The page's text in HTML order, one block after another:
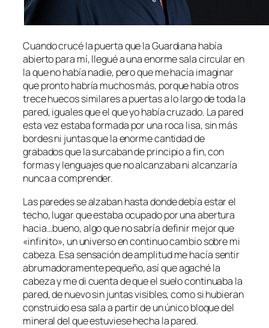
Cuando crucé la puerta que la Guardiana había
abierto para mí, llegué a una enorme sala circular en
la que no había nadie, pero que me hacía imaginar
que pronto habría muchos más, porque había otros
trece huecos similares a puertas a lo largo de toda la
pared, iguales que el que yo había cruzado. La pared
esta vez estaba formada por una roca lisa, sin más
bordes ni juntas que la enorme cantidad de
grabados que la surcaban de principio a fin, con
formas y lenguajes que no alcanzaba ni alcanzaría
nunca a comprender.
Las paredes se alzaban hasta donde debía estar el
techo, lugar que estaba ocupado por una abertura
hacia…bueno, algo que no sabría definir mejor que
«infinito», un universo en continuo cambio sobre mi
cabeza. Esa sensación de amplitud me hacía sentir
abrumadoramente pequeño, así que agaché la
cabeza y me di cuenta de que el suelo continuaba la
pared, de nuevo sin juntas visibles, como si hubieran
construido esa sala a partir de un único bloque del
mineral del que estuviese hecha la pared.